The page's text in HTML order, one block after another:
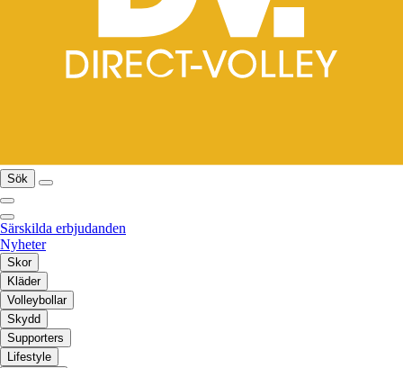
Sök
Särskilda erbjudanden
Nyheter
Skor
Kläder
Volleybollar
Skydd
Supporters
Lifestyle